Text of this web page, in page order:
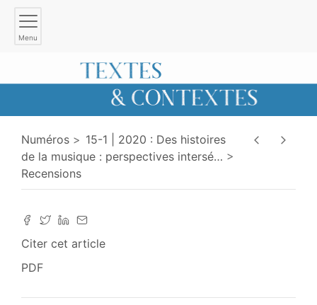
Menu
Numéros
15-1 | 2020 : Des histoires
de la musique : perspectives intersé…
Recensions
Citer cet article
PDF